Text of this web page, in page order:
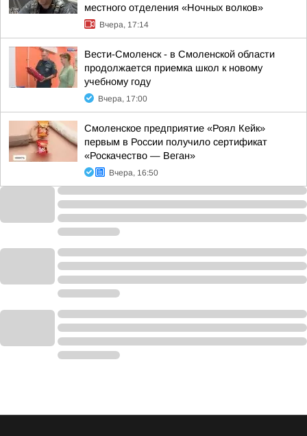
местного отделения «Ночных волков»
Вчера, 17:14
Вести-Смоленск - в Смоленской области
продолжается приемка школ к новому
учебному году
Вчера, 17:00
Смоленское предприятие «Роял Кейк»
первым в России получило сертификат
«Роскачество — Веган»
Вчера, 16:50